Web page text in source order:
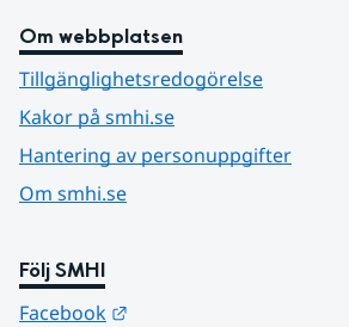
Om webbplatsen
Tillgänglighetsredogörelse
Kakor på smhi.se
Hantering av personuppgifter
Om smhi.se
Följ SMHI
Facebook